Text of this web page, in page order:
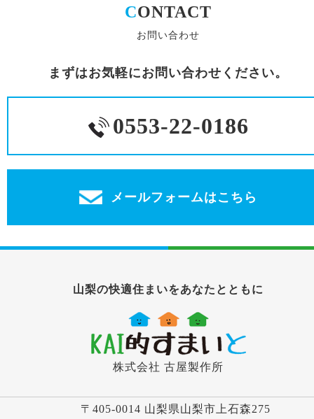
CONTACT
お問い合わせ
まずはお気軽にお問い合わせください。
0553-22-0186
メールフォームはこちら
山梨の快適住まいをあなたとともに
株式会社 古屋製作所
〒405-0014 山梨県山梨市上石森275